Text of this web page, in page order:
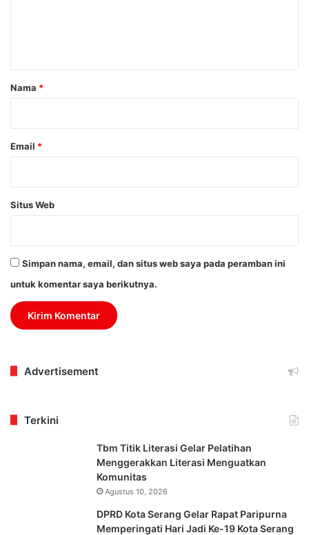
rNama *
Email *
Situs Web
Simpan nama, email, dan situs web saya pada peramban ini
untuk komentar saya berikutnya.
Advertisement
Terkini
Tbm Titik Literasi Gelar Pelatihan
Menggerakkan Literasi Menguatkan
Komunitas
Agustus 10, 2026
DPRD Kota Serang Gelar Rapat Paripurna
Memperingati Hari Jadi Ke-19 Kota Serang